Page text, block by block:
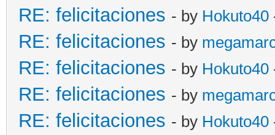
RE: felicitaciones - by Hokuto40
RE: felicitaciones - by
RE: felicitaciones - by Hokuto40
RE: felicitaciones - by
RE: felicitaciones - by Hokuto40